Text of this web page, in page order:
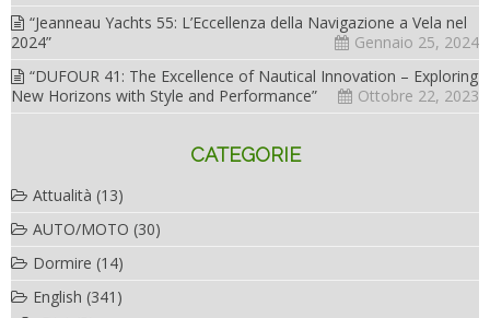
“Jeanneau Yachts 55: L’Eccellenza della Navigazione a Vela nel
2024”
Gennaio 25, 2024
“DUFOUR 41: The Excellence of Nautical Innovation – Exploring
New Horizons with Style and Performance”
Ottobre 22, 2023
CATEGORIE
Attualità (13)
AUTO/MOTO (30)
Dormire (14)
English (341)